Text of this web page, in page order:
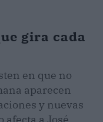
gira cada
en que no
aparecen
y nuevas
a José